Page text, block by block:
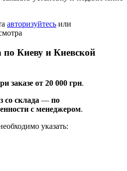
авторизуйтесь или
по Киеву и Киевской
заказе от 20 000 грн.
со склада — по
с менеджером.
указать: